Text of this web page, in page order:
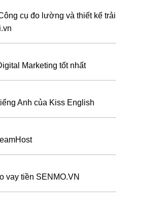
cụ đo lường và thiết kế trải
Marketing tốt nhất
Anh của Kiss English
vay tiền SENMO.VN